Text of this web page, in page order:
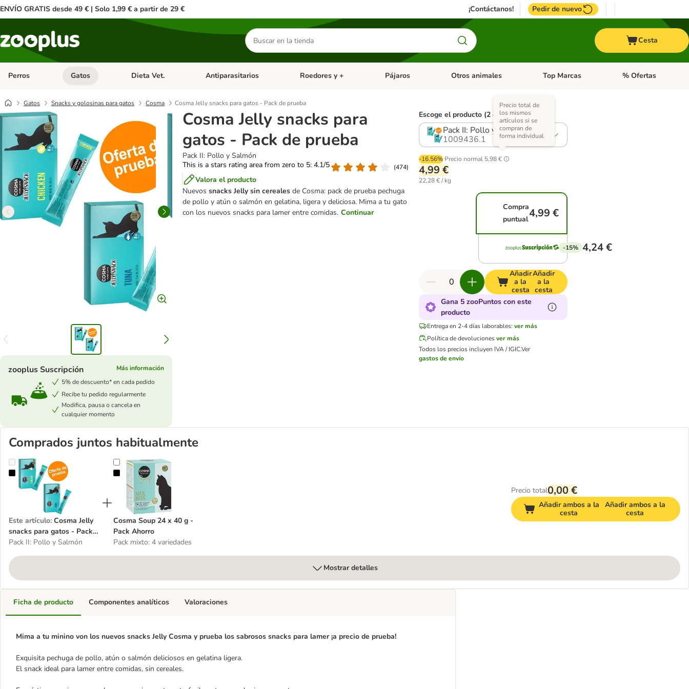
ENVÍO GRATIS desde 49 € | Solo 1,99 € a partir de 29 € ¡Contáctanos! Pedir de nuevo
Buscar
productos
Cesta
Perros Menú de categoria abierto: Perros
Gatos Menú de categoria abierto: Gatos
Dieta Vet. Menú de categoria abierto: Dieta Vet.
Antiparasitarios Menú de categoria abierto: Antiparasitarios
Roedores y + Menú de categoria abierto: Roedores y +
Pájaros Menú de categoria abierto: Pájaros
Otros animales Menú de categoria abierto: Otros animales
Top Marcas Menú de categoria
% Ofertas
Gatos Snacks y golosinas para gatos Cosma Cosma Jelly snacks para gatos - Pack de prueba
Cosma Jelly snacks para
gatos - Pack de prueba
Pack II: Pollo y Salmón
This is a stars rating area from zero to 5: 4.1/5
(474)
Valora el producto
Nuevos snacks Jelly sin cerealesde Cosma: pack de prueba pechuga
de pollo y atún o salmón en gelatina, ligera y deliciosa. Mima a tu gato
con los nuevos snacks para lamer entre comidas. Continuar
zooplus Suscripción
Más información
5% de descuento* en cada pedido
Recibe tu pedido regularmente
Modifica, pausa o cancela en
cualquier momento
Escoge el producto (2 opciones)
Pack II: Pollo y Salmón
1009436.1
-16.56% Precio normal 5,98 €
Precio total de
los mismos
artículos si se
compran de
forma individual
4,99 €
22,28 € / kg
Compra
puntual4,99 €
-15% 4,24 €
Añadir
a la
cesta
Añadir
a la
cesta
Gana 5 zooPuntos con este
producto
Entrega en 2-4 días laborables: ver más
Política de devoluciones ver más
Todos los precios incluyen IVA / IGIC.Ver
gastos de envío
Comprados juntos habitualmente
Cosma Jelly snacks para gatos - Pack de prueba
Este artículo: Cosma Jelly
snacks para gatos - Pack
de prueba
Pack II: Pollo y Salmón
Cosma Soup 24 x 40 g - Pack Ahorro
Cosma Soup 24 x 40 g -
Pack Ahorro
Pack mixto: 4 variedades
Precio total0,00 €
Añadir ambos a la
cesta
Añadir ambos a la
cesta
Mostrar detalles
Ficha de producto
Mima a tu minino von los nuevos snacks Jelly Cosma y prueba los sabrosos snacks para lamer ¡a precio de prueba!
Exquisita pechuga de pollo, atún o salmón deliciosos en gelatina ligera.
El snack ideal para lamer entre comidas, sin cereales.
Componentes analíticos Valoraciones